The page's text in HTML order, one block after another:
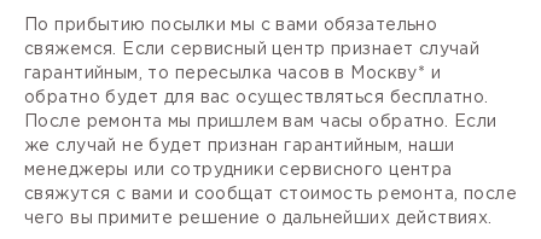
По прибытию посылки мы с вами обязательно
свяжемся. Если сервисный центр признает случай
гарантийным, то пересылка часов в Москву* и
обратно будет для вас осуществляться бесплатно.
После ремонта мы пришлем вам часы обратно. Если
же случай не будет признан гарантийным, наши
менеджеры или сотрудники сервисного центра
свяжутся с вами и сообщат стоимость ремонта, после
чего вы примите решение о дальнейших действиях.